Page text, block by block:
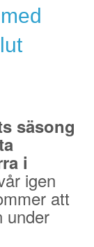
säsong
i
igen
att
under